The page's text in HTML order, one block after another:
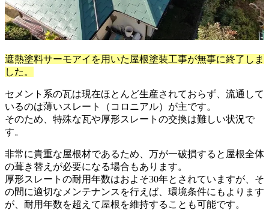
遮熱塗料サーモアイを用いた屋根塗装工事が無事に終了しま
した。
セメント系の瓦は現在ほとんど生産されておらず、流通して
いるのは薄いスレート（コロニアル）が主です。
そのため、特殊な瓦や厚形スレートの交換は難しい状況で
す。
非常に貴重な屋根材であるため、万が一破損すると屋根全体
の葺き替えが必要になる場合もあります。
厚形スレートの耐用年数はおよそ30年とされていますが、そ
の間に適切なメンテナンスを行えば、環境条件にもよります
が、耐用年数を超えて屋根を維持することも可能です。